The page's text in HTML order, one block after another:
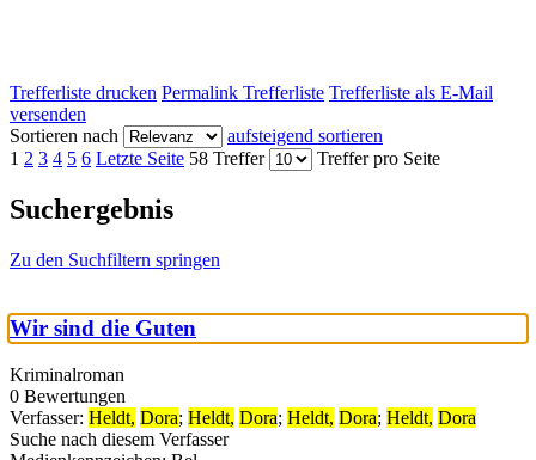
Trefferliste drucken Permalink Trefferliste Trefferliste als E-Mail
versenden
Sortieren nach
aufsteigend sortieren
1 2 3 4 5 6 Letzte Seite 58 Treffer Treffer pro Seite
Suchergebnis
Zu den Suchfiltern springen
Wir sind die Guten
Kriminalroman
0 Bewertungen
Verfasser: Heldt, Dora; Heldt, Dora; Heldt, Dora; Heldt, Dora
Suche nach diesem Verfasser